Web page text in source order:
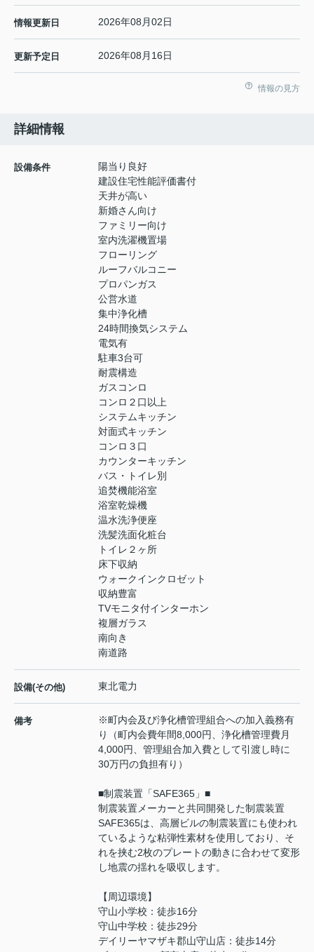
情報更新日 2026年08月02日
更新予定日 2026年08月16日
情報の見方
詳細情報
設備条件
陽当り良好
建設住宅性能評価書付
天井が高い
新婚さん向け
ファミリー向け
室内洗濯機置場
フローリング
ルーフバルコニー
プロパンガス
公営水道
集中浄化槽
24時間換気システム
電気有
駐車3台可
耐震構造
ガスコンロ
コンロ２口以上
システムキッチン
対面式キッチン
コンロ３口
カウンターキッチン
バス・トイレ別
追焚機能浴室
浴室乾燥機
温水洗浄便座
洗髪洗面化粧台
トイレ２ヶ所
床下収納
ウォークインクロゼット
収納豊富
TVモニタ付インターホン
複層ガラス
南向き
南道路
設備(その他) 東北電力
備考
※町内会及び浄化槽管理組合への加入義務有
り（町内会費年間8,000円、浄化槽管理費月
4,000円、管理組合加入費として引渡し時に
30万円の負担有り）
■制震装置「SAFE365」■
制震装置メーカーと共同開発した制震装置
SAFE365は、高層ビルの制震装置にも使われ
ているような粘弾性素材を使用しており、そ
れを挟む2枚のプレートの動きに合わせて変形
し地震の揺れを吸収します。
【周辺環境】
守山小学校：徒歩16分
守山中学校：徒歩29分
デイリーヤマザキ郡山守山店：徒歩14分